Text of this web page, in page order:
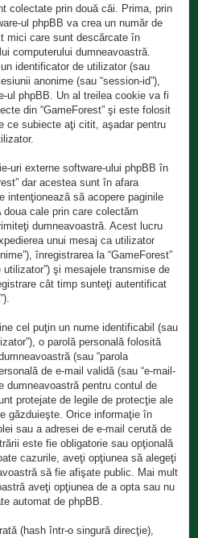
colectate prin două căi. Prima, prin
ul phpBB va crea un număr de
mici care sunt descărcate în
computerului dumneavoastră.
identificator de utilizator (sau
anonime (sau “session-id”),
ul phpBB. Un al treilea cookie va fi
din “GameForest” şi este folosit
ce subiecte aţi citit, aşadar pentru
uri externe software-ului phpBB în
dar acestea sunt în afara
intenţionează să acopere paginile
cale prin care colectăm
dumneavoastră. Acest lucru
unui mesaj ca utilizator
înregistrarea la “GameForest”
şi mesajele transmise de
cât timp sunteţi autentificat
cel puţin un nume identificabil (sau
o parolă personală folosită
(sau “parola
de e-mail validă (sau “e-mail-
dumneavoastră pentru contul de
protejate de legile de protecţie ale
găzduieşte. Orice informaţie în
sau a adresei de e-mail cerută de
este fie obligatorie sau opţională
cazurile, aveţi opţiunea să alegeţi
să fie afişate public. Mai mult
aveţi opţiunea de a opta sau nu
automat de phpBB.
(hash într-o singură direcţie),